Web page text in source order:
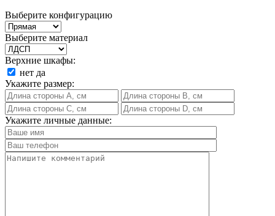
Выберите конфигурацию
Выберите материал
Верхние шкафы:
нет да
Укажите размер:
Укажите личные данные: